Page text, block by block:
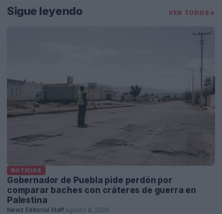
Sigue leyendo VER TODOS→
NOTICIAS
Gobernador de Puebla pide perdón por
comparar baches con cráteres de guerra en
Palestina
Newz Editorial Staff agosto 8, 2026